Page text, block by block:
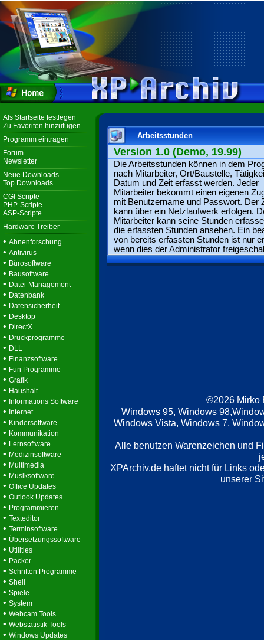
Als Startseite festlegen
Zu Favoriten hinzufügen
Programm eintragen
Forum
Newsletter
Neue Downloads
Top Downloads
CGI Scripte
PHP-Scripte
ASP-Scripte
Hardware Treiber
• Ahnenforschung
• Antivirus
• Bürosoftware
• Bausoftware
• Datei-Management
• Datenbank
• Datensicherheit
• Desktop
• DirectX
• Druckprogramme
• DLL
• Finanzsoftware
• Fun Programme
• Grafik
• Haushalt
• Informations Software
• Internet
• Kindersoftware
• Kommunikation
• Lernsoftware
• Medizinsoftware
• Multimedia
• Musiksoftware
• Office Updates
• Outlook Updates
• Programmieren
• Texteditor
• Terminsoftware
• Übersetzungssoftware
• Utilities
• Packer
• Schriften Programme
• Shell
• Spiele
• System
• Webcam Tools
• Webstatistik Tools
• Windows Updates
Arbeitsstunden
Version 1.0 (Demo, 19.99)
Die Arbeitsstunden können in dem
nach Mitarbeiter, Ort/Baustelle,
Datum und Zeit erfasst werden. Jeder
Mitarbeiter bekommt einen eigenen
mit Benutzername und Passwort. Der
kann über ein Netzlaufwerk erfolgen.
Mitarbeiter kann seine Stunden
die erfassten Stunden ansehen. Ein
von bereits erfassten Stunden ist nur
wenn dies der Administrator
©2026 Mirko
Windows 95, Windows
Windows Vista, Windows 7,
Alle benutzen Warenzeichen und
XPArchiv.de haftet nicht für Links
unserer